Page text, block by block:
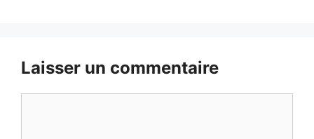
Laisser un commentaire